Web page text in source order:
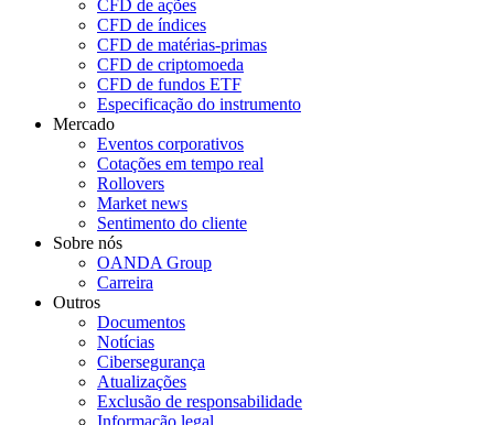
CFD de ações
CFD de índices
CFD de matérias-primas
CFD de criptomoeda
CFD de fundos ETF
Especificação do instrumento
Mercado
Eventos corporativos
Cotações em tempo real
Rollovers
Market news
Sentimento do cliente
Sobre nós
OANDA Group
Carreira
Outros
Documentos
Notícias
Cibersegurança
Atualizações
Exclusão de responsabilidade
Informação legal